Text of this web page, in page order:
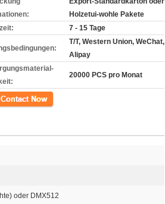
Holzetui-wohle Pakete
7 - 15 Tage
T/T, Western Union, WeChat,
Alipay
20000 PCS pro Monat
oder DMX512